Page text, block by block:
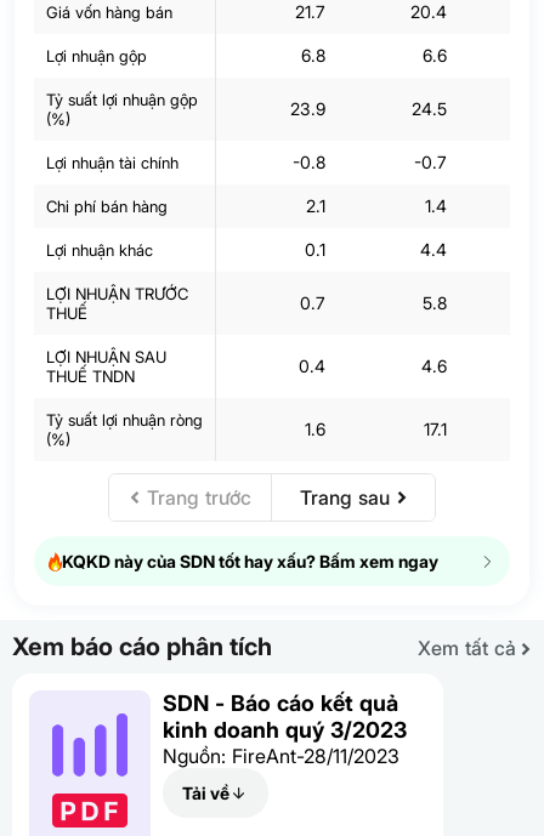
Giá vốn hàng bán 21.7 20.4
Lợi nhuận gộp 6.8 6.6
Tỷ suất lợi nhuận gộp
(%)
23.9 24.5
Lợi nhuận tài chính -0.8 -0.7
Chi phí bán hàng 2.1 1.4
Lợi nhuận khác 0.1 4.4
LỢI NHUẬN TRƯỚC
THUẾ
0.7 5.8
LỢI NHUẬN SAU
THUẾ TNDN
0.4 4.6
Tỷ suất lợi nhuận ròng
(%)
1.6 17.1
Trang trước Trang sau
KQKD này của SDN tốt hay xấu? Bấm xem ngay
Xem báo cáo phân tích Xem tất cả
SDN - Báo cáo kết quả
kinh doanh quý 3/2023
Nguồn: FireAnt-28/11/2023
Tải về